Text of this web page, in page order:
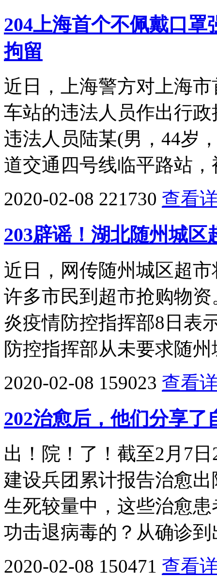
204上海首个不佩戴口
拘留
近日，上海警方对上海
车站的违法人员作出行
违法人员陆某(男，44岁
道交通四号线临平路站，
2020-02-08 221730 查看
203辟谣！湖北随州城
近日，网传随州城区超
许多市民到超市抢购物
炎疫情防控指挥部8日表
防控指挥部从未要求随
2020-02-08 159023 查看
202治愈后，他们分享了
出！院！了！截至2月7
建设兵团累计报告治愈
生死较量中，这些治愈
功击退病毒的？从确诊到
2020-02-08 150471 查看